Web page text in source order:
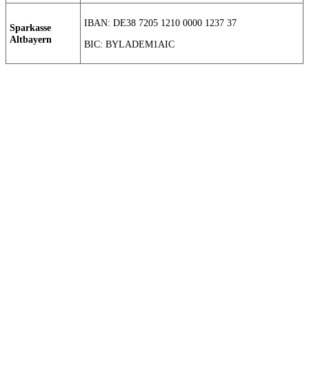
Sparkasse
Altbayern
IBAN: DE38 7205 1210 0000 1237 37
BIC: BYLADEM1AIC